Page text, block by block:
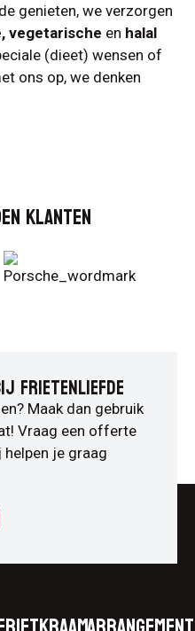
genieten, we verzorgen
vegetarische en halal
(dieet) wensen of
ons op, we denken
klanten
FRIETENLIEFDE
Maak dan gebruik
Vraag een offerte
je graag